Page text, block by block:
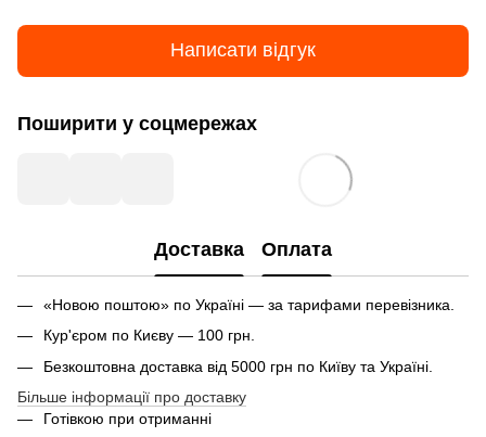
Написати відгук
Поширити у соцмережах
Доставка Оплата
«Новою поштою» по Україні — за тарифами перевізника.
Кур'єром по Києву — 100 грн.
Безкоштовна доставка від 5000 грн по Київу та Україні.
Більше інформації про доставку
Готівкою при отриманні